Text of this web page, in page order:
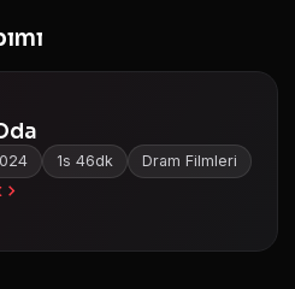
1s 46dk Dram Filmleri